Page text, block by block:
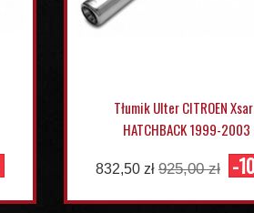
Tłumik Ulter CITROEN
HATCHBACK 1999-2003
832,50 zł 925,00 zł -